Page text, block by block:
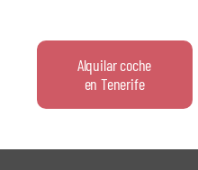
Alquilar coche
en Tenerife